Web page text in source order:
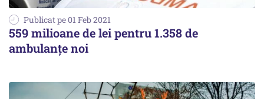
Publicat pe 01 Feb 2021
559 milioane de lei pentru 1.358 de
ambulanțe noi